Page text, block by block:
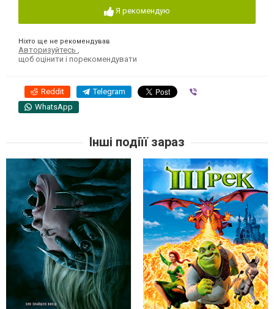
Я рекомендую
Ніхто ще не рекомендував
Авторизуйтесь
щоб оцінити і порекомендувати
Reddit Telegram
WhatsApp
Інші подіїї зараз